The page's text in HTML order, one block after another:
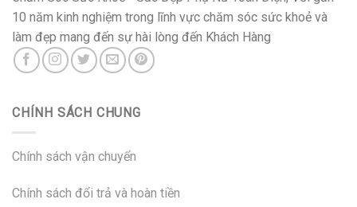
10 năm kinh nghiệm trong lĩnh vực chăm sóc sức khoẻ và
làm đẹp mang đến sự hài lòng đến Khách Hàng
CHÍNH SÁCH CHUNG
Chính sách vận chuyển
Chính sách đổi trả và hoàn tiền